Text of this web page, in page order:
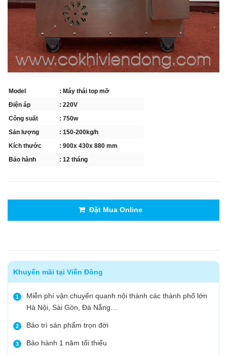
Model
: Máy thái top mỡ
Điện áp
: 220V
Công suất
: 750w
Sản lượng
: 150-200kg/h
Kích thước
: 900x 430x 880 mm
Bảo hành
: 12 tháng
Đặt Mua Online
Khuyến mãi tại Viễn Đông
1
Miễn phí vận chuyển quanh nội thành các thành phố lớn
Hà Nội, Sài Gòn, Đà Nẵng…
2 Bảo trì sản phẩm trọn đời
3 Bảo hành 1 năm tối thiểu
MÁY ĐÓNG GÓI THỰC PHẨM
THIẾT BỊ LẠNH
THIẾT BỊ BẾP CÔNG NGHIỆP
UNCATEGORIZED